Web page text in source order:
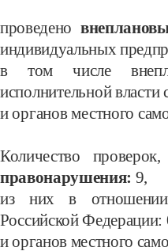
проведено
индивидуальных
в том числе
исполнительной власти
и органов местного
Количество
правонарушения: 9,
из них в отношении
Российской Федерации:
и органов местного